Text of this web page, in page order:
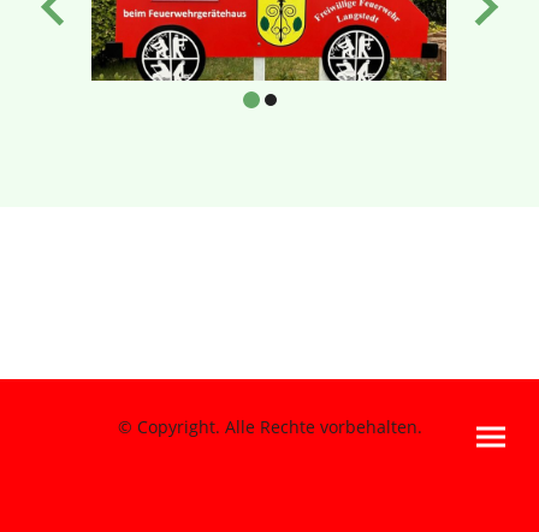
© Copyright. Alle Rechte vorbehalten.